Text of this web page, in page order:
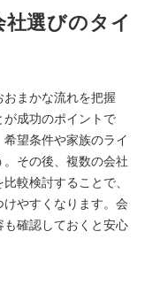
選びのタイ
まかな流れを把握
成功のポイントで
望条件や家族のライ
その後、複数の会社
較検討することで、
やすくなります。会
確認しておくと安心